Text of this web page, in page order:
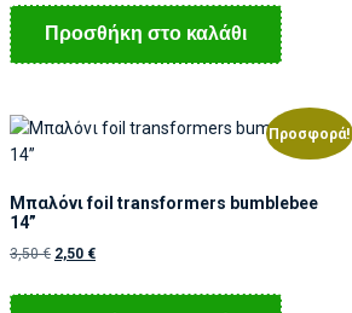
Προσθήκη στο καλάθι
Προσφορά!
Μπαλόνι foil transformers bumblebee
14”
3,50€ 2,50 €